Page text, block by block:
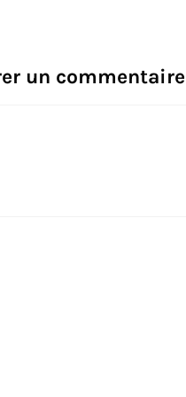
un commentaire